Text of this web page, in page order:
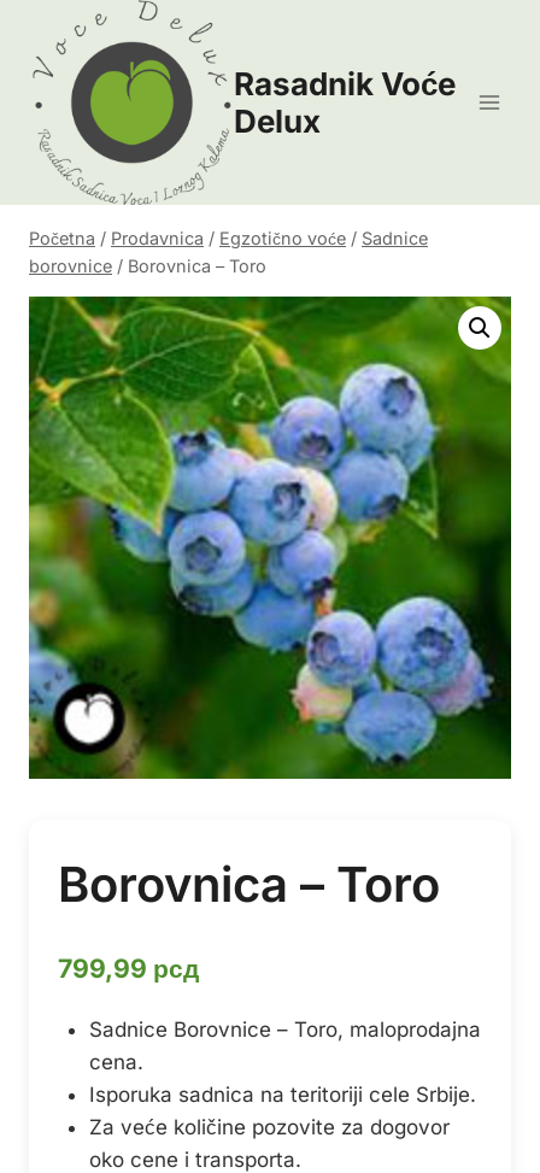
content
Rasadnik Voće
Delux
Početna / Prodavnica / Egzotično voće / Sadnice
borovnice / Borovnica – Toro
Borovnica – Toro
799,99 рсд
Sadnice Borovnice – Toro, maloprodajna
cena.
Isporuka sadnica na teritoriji cele Srbije.
Za veće količine pozovite za dogovor
oko cene i transporta.